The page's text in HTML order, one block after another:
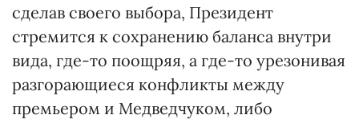
сделав своего выбора, Президент
стремится к сохранению баланса внутри
вида, где-то поощряя, а где-то урезонивая
разгорающиеся конфликты между
премьером и Медведчуком, либо